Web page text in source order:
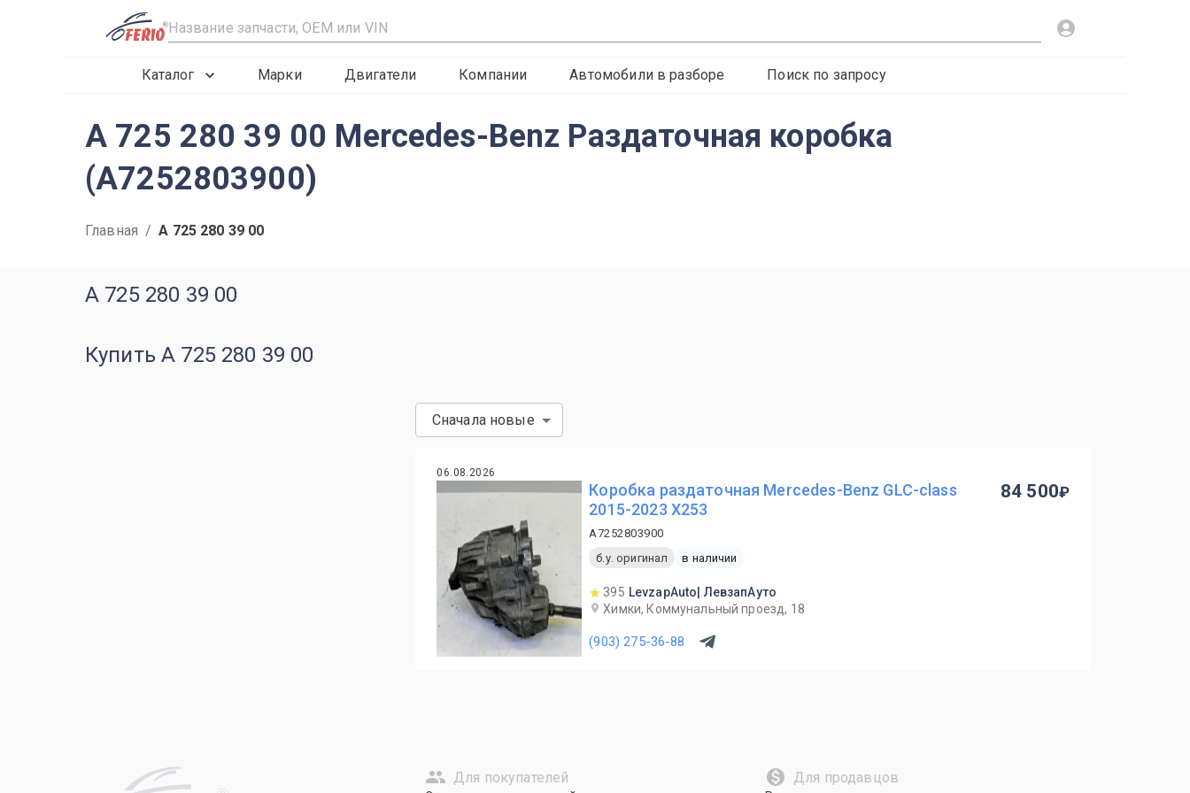
R
Каталог Марки Двигатели Компании Автомобили в разборе Поиск по запросу
A 725 280 39 00 Mercedes-Benz Раздаточная коробка
(A7252803900)
Главная / A 725 280 39 00
A 725 280 39 00
Купить A 725 280 39 00
Сначала новые
06.08.2026
Коробка раздаточная Mercedes-Benz GLC-class
2015-2023 X253
A7252803900
б.у. оригинал
в наличии
395 LevzapAuto| ЛевзапАуто
Химки, Коммунальный проезд, 18
(903) 275-36-88
84 500
Для покупателей Для продавцов